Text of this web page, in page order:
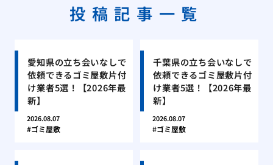
投稿記事一覧
愛知県の立ち会いなしで
依頼できるゴミ屋敷片付
け業者5選！【2026年最
新】
2026.08.07
ゴミ屋敷
千葉県の立ち会いなしで
依頼できるゴミ屋敷片付
け業者5選！【2026年最
新】
2026.08.07
ゴミ屋敷